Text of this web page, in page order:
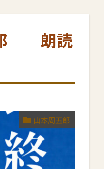
郎 朗読
山本周五郎